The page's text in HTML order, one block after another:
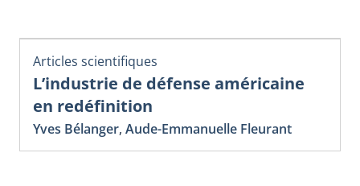
Articles scientifiques
L’industrie de défense américaine
en redéfinition
Yves Bélanger, Aude-Emmanuelle Fleurant